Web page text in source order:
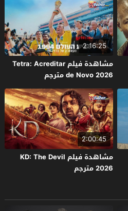
2:16:25
مشاهدة فيلم Tetra: Acreditar
de Novo 2026 مترجم
2:00:45
مشاهدة فيلم KD: The Devil
2026 مترجم